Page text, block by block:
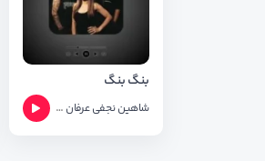
بنگ بنگ
شاهین نجفیعرفان مروارید